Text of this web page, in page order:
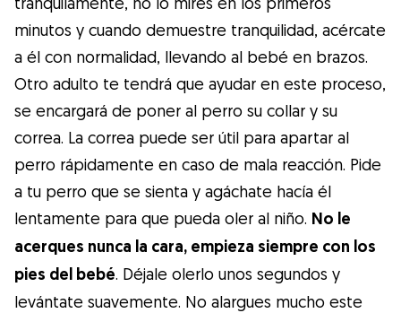
minutos y cuando demuestre tranquilidad, acércate
a él con normalidad, llevando al bebé en brazos.
Otro adulto te tendrá que ayudar en este proceso,
se encargará de poner al perro su collar y su
correa. La correa puede ser útil para apartar al
perro rápidamente en caso de mala reacción. Pide
a tu perro que se sienta y agáchate hacía él
lentamente para que pueda oler al niño. No le
acerques nunca la cara, empieza siempre con los
pies del bebé. Déjale olerlo unos segundos y
levántate suavemente. No alargues mucho este